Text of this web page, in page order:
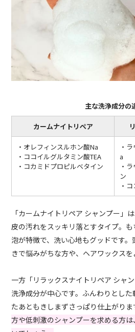
主な洗浄成分の
カームナイトリペア
・オレフィンスルホン酸Na
・ココイルグルタミン酸TEA
・コカミドプロピルベタイン
・
a
・
ン
・
「カームナイトリペア シャンプー」
皮の汚れをスッキリ落とすタイプ。
泡が特徴で、洗い心地もグッドです
きで悩みがちな方や、ヘアワックスを
一方「リラックスナイトリペア シャ
洗浄成分が中心です。ふんわりとし
たあともきしまずさっぱり仕上がりま
方や低刺激のシャンプーを求める方